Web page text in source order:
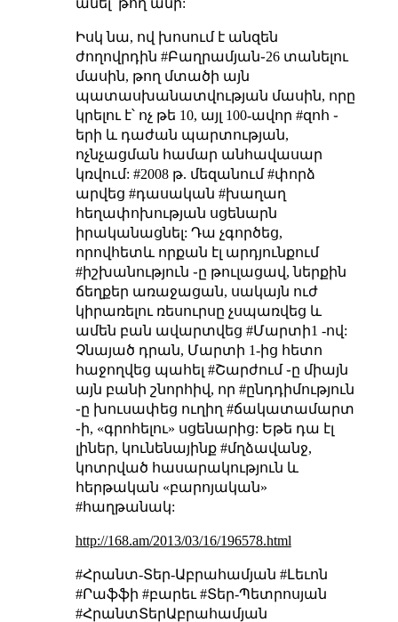
Իսկ նա, ով խոսում է անզեն
ժողովրդին #Բաղրամյան֊26 տանելու
մասին, թող մտածի այն
պատասխանատվության մասին, որը
կրելու է՝ ոչ թե 10, այլ 100-ավոր #զոհ ֊
երի և դաժան պարտության,
ոչնչացման համար անհավասար
կռվում: #2008 թ. մեզանում #փորձ
արվեց #դասական #խաղաղ
հեղափոխության սցենարն
իրականացնել: Դա չգործեց,
որովհետև որքան էլ արդյունքում
#իշխանություն ֊ը թուլացավ, ներքին
ճեղքեր առաջացան, սակայն ուժ
կիրառելու ռեսուրսը չսպառվեց և
ամեն բան ավարտվեց #Մարտի1 -ով:
Չնայած դրան, Մարտի 1-ից հետո
հաջողվեց պահել #Շարժում ֊ը միայն
այն բանի շնորհիվ, որ #ընդդիմություն
֊ը խուսափեց ուղիղ #ճակատամարտ
֊ի, «գրոհելու» սցենարից: Եթե դա էլ
լիներ, կունենայինք #մղձավանջ,
կոտրված հասարակություն և
հերթական «բարոյական»
#հաղթանակ:
http://168.am/2013/03/16/196578.html
#Հրանտ-Տեր-Աբրահամյան #Լեւոն
#Րաֆֆի #բարեւ #Տեր-Պետրոսյան
#ՀրանտՏերԱբրահամյան